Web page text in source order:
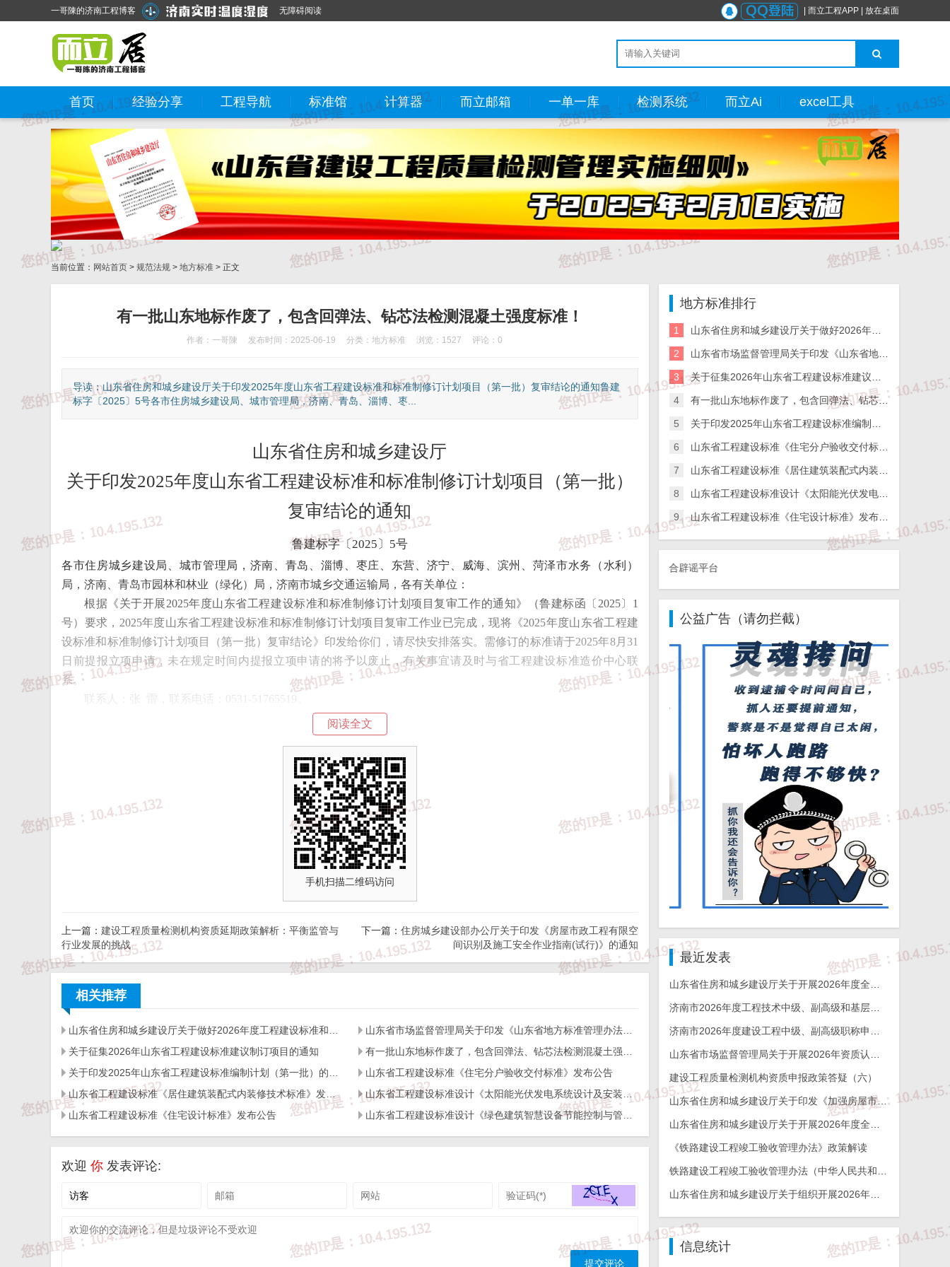
而立工程APP 放在桌面
一哥陳的济南工程博客 无障碍阅读
首页 经验分享 工程导航 标准馆 计算器 而立邮箱 一单一库 检测系统 而立Ai excel工具
当前位置： 网站首页 > 规范法规 > 地方标准 > 正文
有一批山东地标作废了，包含回弹法、钻芯法检测混凝土强度标准！
作者：一哥陳 发布时间：2025-06-19 分类： 地方标准 浏览：1527 评论：0
导读：山东省住房和城乡建设厅关于印发2025年度山东省工程建设标准和标准制修订计划项目（第一批）复审结论的通知鲁建
标字〔2025〕5号各市住房城乡建设局、城市管理局，济南、青岛、淄博、枣...
山东省住房和城乡建设厅
关于印发2025年度山东省工程建设标准和标准制修订计划项目（第一批）
复审结论的通知
鲁建标字〔2025〕5号
各市住房城乡建设局、城市管理局，济南、青岛、淄博、枣庄、东营、济宁、威海、滨州、菏泽市水务（水利）
局，济南、青岛市园林和林业（绿化）局，济南市城乡交通运输局，各有关单位：
根据《关于开展2025年度山东省工程建设标准和标准制修订计划项目复审工作的通知》（鲁建标函〔2025〕1
号）要求，2025年度山东省工程建设标准和标准制修订计划项目复审工作业已完成，现将《2025年度山东省工程建
设标准和标准制修订计划项目（第一批）复审结论》印发给你们，请尽快安排落实。需修订的标准请于2025年8月31
日前提报立项申请，未在规定时间内提报立项申请的将予以废止，有关事宜请及时与省工程建设标准造价中心联
系。
联系人：张 雷，联系电话：0531-51765519。
附件：1.2025年度山东省工程建设标准（第一批）复审结论
2.2025年度山东省工程建设标准制修订计划项目（第一批）复审结论
2025年6月18日
抄送：山东省市场监督管理局。
2025年度山东省工程建设标准（第一批）复审结论
复审
结论
备注
废止过渡期： 公告即废止
2 装配整体式混凝土结构设计规程
8-2014
山东建筑大学 废止过渡期： 公告即废止
阅读全文
手机扫描二维码访问
上一篇： 建设工程质量检测机构资质延期政策解析：平衡监管与
行业发展的挑战
下一篇： 住房城乡建设部办公厅关于印发《房屋市政工程有限空
间识别及施工安全作业指南(试行)》的通知
相关推荐
山东省市场监督管理局关于印发《山东省地方标准管理办法》的通知
关于征集2026年山东省工程建设标准建议制订项目的通知
山东省工程建设标准《住宅分户验收交付标准》发布公告
山东省工程建设标准《居住建筑装配式内装修技术标准》发布公告
山东省工程建设标准设计《太阳能光伏发电系统设计及安装》发布公告
山东省工程建设标准《住宅设计标准》发布公告
欢迎 你 发表评论:
地方标准排行
1 山东省住房和城乡建设厅关于做好2026年度工程建设标准和标准设计宣讲工作的通知
2 山东省市场监督管理局关于印发《山东省地方标准管理办法》的通知
3 关于征集2026年山东省工程建设标准建议制订项目的通知
4 有一批山东地标作废了，包含回弹法、钻芯法检测混凝土强度标准！
5 关于印发2025年山东省工程建设标准编制计划（第一批）的通知
6 山东省工程建设标准《住宅分户验收交付标准》发布公告
7 山东省工程建设标准《居住建筑装配式内装修技术标准》发布公告
8 山东省工程建设标准设计《太阳能光伏发电系统设计及安装》发布公告
9 山东省工程建设标准《住宅设计标准》发布公告
①、违法和不良信息举报热线：12377 ②、国家反诈中心 ③、知识产权举报 ④、全国12315平台⑤、中国互联网联合辟谣平台
公益广告（请勿拦截）
最近发表
济南市2026年度工程技术中级、副高级和基层工程技术高级职称申报评审的通知
建设工程质量检测机构资质申报政策答疑（六）
山东省住房和城乡建设厅关于印发《加强房屋市政工程勘察全链条管理实施方案》的通知
《铁路建设工程竣工验收管理办法》政策解读
山东省住房和城乡建设厅关于组织开展2026年度山东省工程建设泰山杯奖申报工作的通知
信息统计